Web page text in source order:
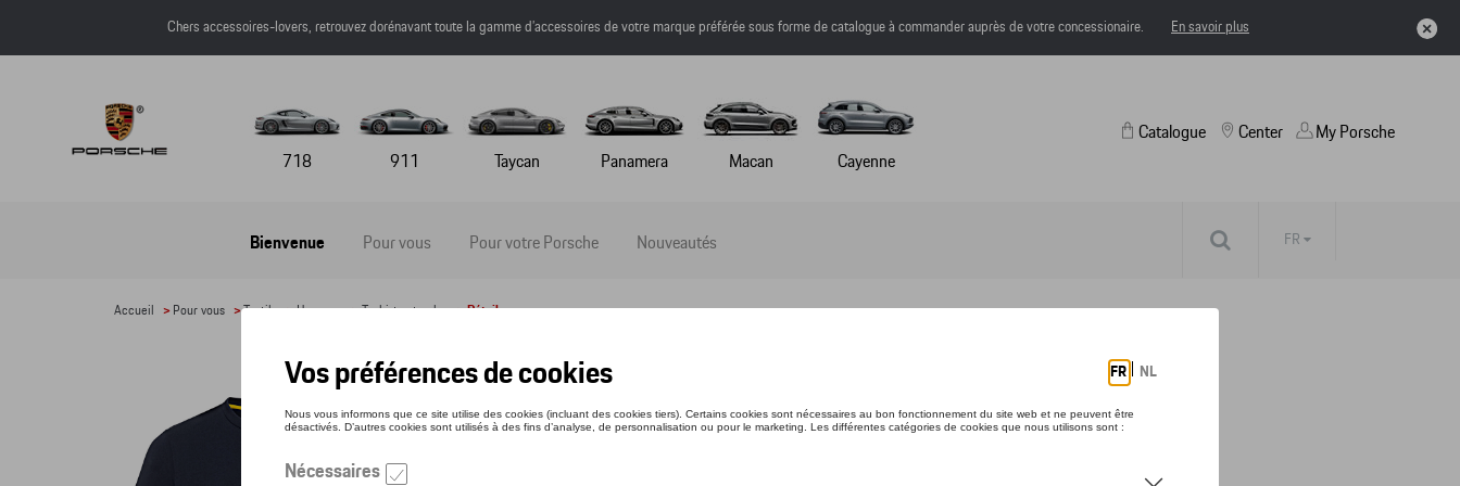
Chers accessoires-lovers, retrouvez dorénavant toute la gamme d’accessoires de votre marque préférée sous forme de catalogue à commander auprès de votre concessionaire. En savoir plus
718 911 Taycan Panamera Macan Cayenne
Catalogue
Bienvenue Pour vous Pour votre Porsche Nouveautés
Center My Porsche
FR
Accueil > Pour vous >Textile >Hommes >T-shirts et polos > Détail
T-SHIRT - MARTINI RACING
Référence: WAP552XXX0P0MR